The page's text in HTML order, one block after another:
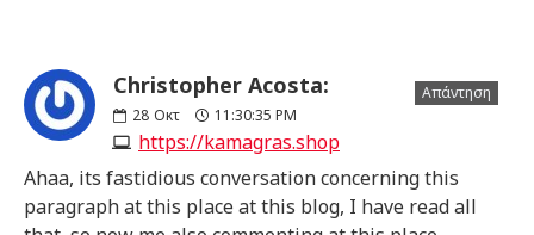
Christopher Acosta:
28 Οκτ 11:30:35 PM
https://kamagras.shop
Απάντηση
Ahaa, its fastidious conversation concerning this
paragraph at this place at this blog, I have read all